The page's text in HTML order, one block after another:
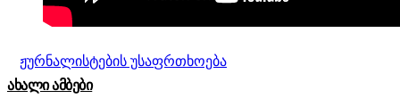
ჟურნალისტების უსაფრთხოება
ᲐᲮᲐᲚᲘ ᲐᲛᲑᲔᲑᲘ